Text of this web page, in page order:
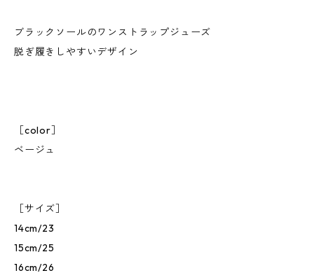
ブラックソールのワンストラップジューズ
脱ぎ履きしやすいデザイン
［color］
ベージュ
［サイズ］
14cm/23
15cm/25
16cm/26